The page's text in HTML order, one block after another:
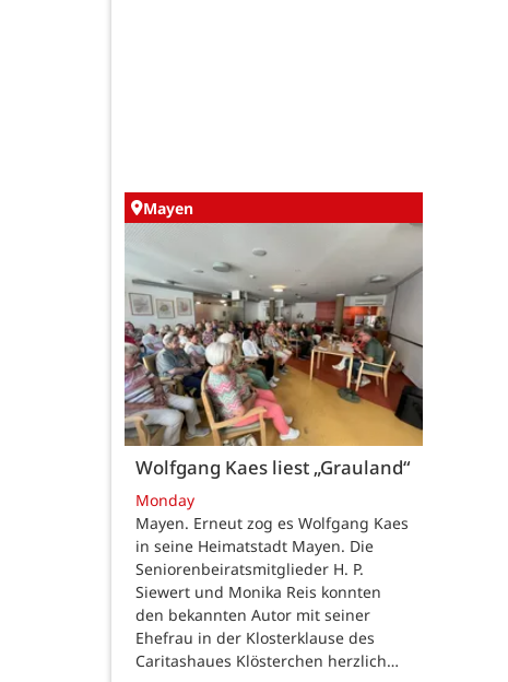
Mayen
Wolfgang Kaes liest „Grauland“
Monday
Mayen. Erneut zog es Wolfgang Kaes
in seine Heimatstadt Mayen. Die
Seniorenbeiratsmitglieder H. P.
Siewert und Monika Reis konnten
den bekannten Autor mit seiner
Ehefrau in der Klosterklause des
Caritashaues Klösterchen herzlich…